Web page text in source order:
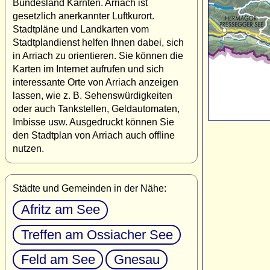
Bundesland Kärnten. Arriach ist
gesetzlich anerkannter Luftkurort.
Stadtpläne und Landkarten vom
Stadtplandienst helfen Ihnen dabei, sich
in Arriach zu orientieren. Sie können die
Karten im Internet aufrufen und sich
interessante Orte von Arriach anzeigen
lassen, wie z. B. Sehenswürdigkeiten
oder auch Tankstellen, Geldautomaten,
Imbisse usw. Ausgedruckt können Sie
den Stadtplan von Arriach auch offline
nutzen.
Städte und Gemeinden in der Nähe:
Afritz am See
Treffen am Ossiacher See
Feld am See
Gnesau